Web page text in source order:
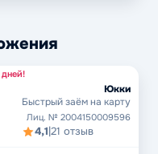
дней!
Юкки
Быстрый заём на карту
Лиц. № 2004150009596
4,1|21 отзыв